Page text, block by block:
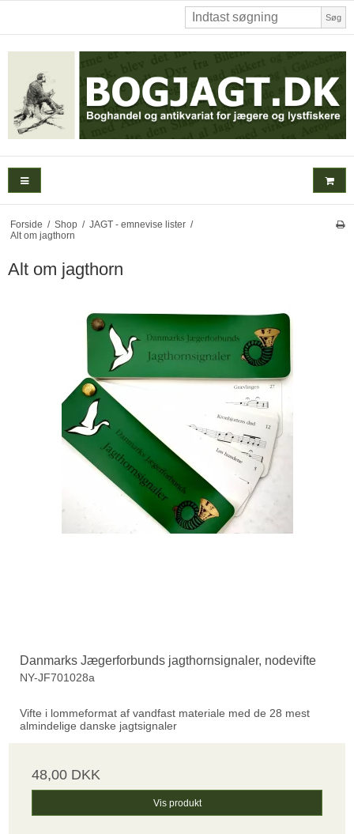
Søg
Forside / Shop / JAGT - emnevise lister /
Alt om jagthorn
Alt om jagthorn
Danmarks Jægerforbunds jagthornsignaler, nodevifte
NY-JF701028a
Vifte i lommeformat af vandfast materiale med de 28 mest
almindelige danske jagtsignaler
48,00 DKK
Vis produkt